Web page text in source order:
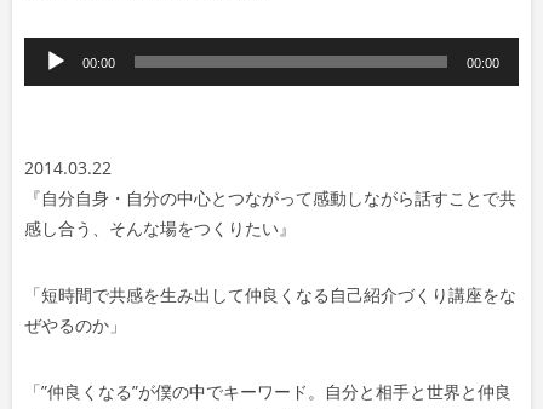
声
ー
ヤ
ー
00:00 00:00
2014.03.22
『自分自身・自分の中心とつながって感動しながら話すことで共
感し合う、そんな場をつくりたい』
「短時間で共感を生み出して仲良くなる自己紹介づくり講座をな
ぜやるのか」
「”仲良くなる”が僕の中でキーワード。自分と相手と世界と仲良